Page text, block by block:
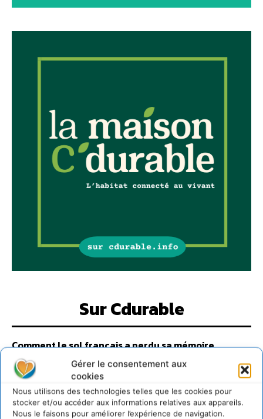
Gérer le consentement aux
cookies
Nous utilisons des technologies telles que les cookies pour
stocker et/ou accéder aux informations relatives aux appareils.
Nous le faisons pour améliorer l’expérience de navigation.
Sur Cdurable
Comment le sol français a perdu sa mémoire
hydrique et déréglé tout le territoire (2020-2026)
2 août 2026
Développer notre attention aux espèces vivantes
non humaines avec les communs de Zoepolis
30 juillet 2026